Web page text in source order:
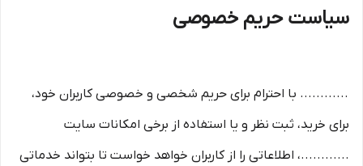
سیاست حریم خصوصی
............ با احترام برای حریم شخصی و خصوصی کاربران خود،
برای خرید، ثبت نظر و یا استفاده از برخی امکانات سایت
............، اطلاعاتی را از کاربران خواهد خواست تا بتواند خدماتی